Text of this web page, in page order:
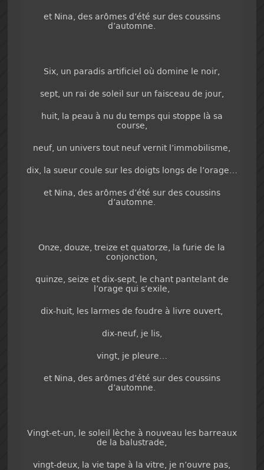
et Nina, des arômes d’été sur des coussins
d’automne.
Six, un paradis artificiel où domine le noir,
sept, un rai de soleil sur un faisceau de jour,
huit, la peau à nu du temps qui stoppe là sa
course,
neuf, un univers tout neuf vernit l’immobilisme,
dix, la sueur coule sur les doigts longs de l’orage…
et Nina, des arômes d’été sur des coussins
d’automne.
Onze, douze, treize et quatorze, la furie de la
conjonction,
quinze, seize et dix-sept, le chant pantelant de
l’orage qui s’exile,
dix-huit, les larmes de foudre à livre ouvert,
dix-neuf, je lis,
vingt, je pleure…
et Nina, des arômes d’été sur des coussins
d’automne.
Vingt-et-un, le soleil lèche à nouveau les barreaux
de la balustrade,
vingt-deux, la vie tape à la vitre, je n’ouvre pas,